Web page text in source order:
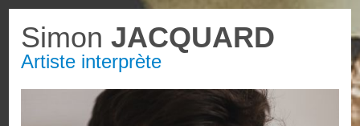
Simon JACQUARD
Artiste interprète